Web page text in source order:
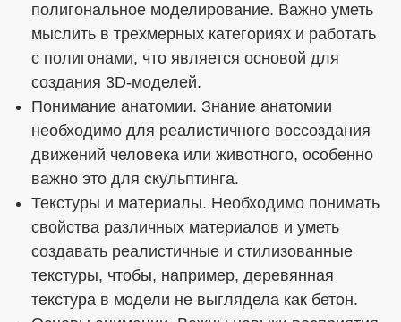
полигональное моделирование. Важно уметь
мыслить в трехмерных категориях и работать
с полигонами, что является основой для
создания 3D-моделей.
Понимание анатомии. Знание анатомии
необходимо для реалистичного воссоздания
движений человека или животного, особенно
важно это для скульптинга.
Текстуры и материалы. Необходимо понимать
свойства различных материалов и уметь
создавать реалистичные и стилизованные
текстуры, чтобы, например, деревянная
текстура в модели не выглядела как бетон.